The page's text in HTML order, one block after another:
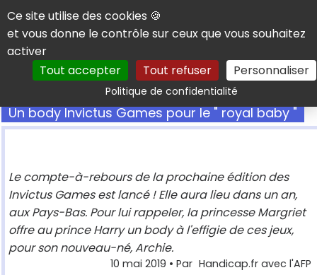
Panneau de gestion des cookies
Ce site utilise des cookies 🍪
et vous donne le contrôle sur ceux que vous souhaitez
activer
Tout accepter
Tout refuser Personnaliser
Politique de confidentialitéRechercher
Un body Invictus Games pour le " royal baby "
Le compte-à-rebours de la prochaine édition des
Invictus Games est lancé ! Elle aura lieu dans un an,
aux Pays-Bas. Pour lui rappeler, la princesse Margriet
offre au prince Harry un body à l'effigie de ces jeux,
pour son nouveau-né, Archie.
10 mai 2019 • Par Handicap.fr avec l'AFP